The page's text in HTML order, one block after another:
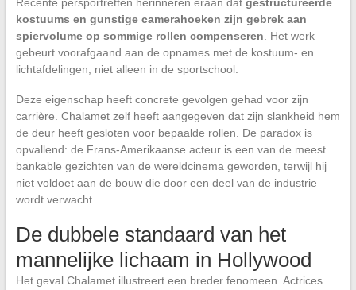
kostuums en gunstige camerahoeken zijn gebrek aan
spiervolume op sommige rollen compenseren . Het werk
gebeurt voorafgaand aan de opnames met de kostuum- en
lichtafdelingen, niet alleen in de sportschool.
Deze eigenschap heeft concrete gevolgen gehad voor zijn
carrière. Chalamet zelf heeft aangegeven dat zijn slankheid hem
de deur heeft gesloten voor bepaalde rollen. De paradox is
opvallend: de Frans-Amerikaanse acteur is een van de meest
bankable gezichten van de wereldcinema geworden, terwijl hij
niet voldoet aan de bouw die door een deel van de industrie
wordt verwacht.
De dubbele standaard van het
mannelijke lichaam in Hollywood
Het geval Chalamet illustreert een breder fenomeen. Actrices